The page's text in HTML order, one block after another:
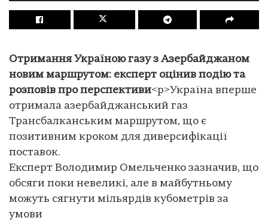
Отримання Україною газу з Азербайджаном
новим маршрутом: експерт оцінив подію та
розповів про перспективи<p>Україна вперше
отримала азербайджанський газ
Трансбалканським маршрутом, що є
позитивним кроком для диверсифікації
поставок.
Експерт Володимир Омельченко зазначив, що
обсяги поки невеликі, але в майбутньому
можуть сягнути мільярдів кубометрів за
умови